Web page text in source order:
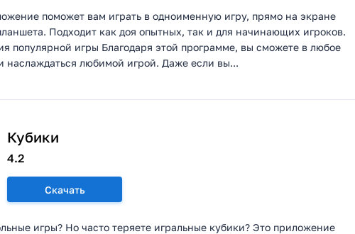
поможет вам играть в одноименную игру, прямо на экране
Подходит как доя опытных, так и для начинающих игроков.
популярной игры Благодаря этой программе, вы сможете в любое
наслаждаться любимой игрой. Даже если вы...
Кубики
4.2
Скачать
игры? Но часто теряете игральные кубики? Это приложение